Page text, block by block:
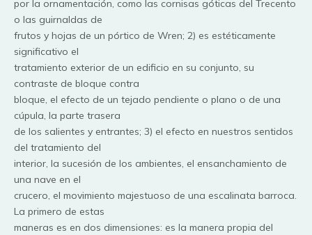
por la ornamentación, como las cornisas góticas del Trecento
o las guirnaldas de
frutos y hojas de un pórtico de Wren; 2) es estéticamente
significativo el
tratamiento exterior de un edificio en su conjunto, su
contraste de bloque contra
bloque, el efecto de un tejado pendiente o plano o de una
cúpula, la parte trasera
de los salientes y entrantes; 3) el efecto en nuestros sentidos
del tratamiento del
interior, la sucesión de los ambientes, el ensanchamiento de
una nave en el
crucero, el movimiento majestuoso de una escalinata barroca.
La primero de estas
maneras es en dos dimensiones: es la manera propia del